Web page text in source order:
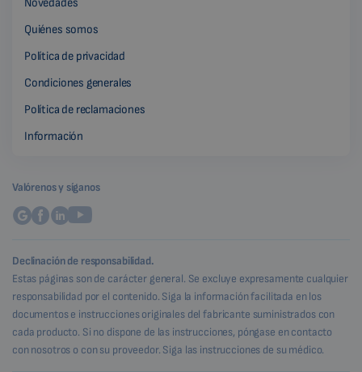
Quiénes somos
Política de privacidad
Condiciones generales
Política de reclamaciones
Información
Valórenos y síganos
Declinación de responsabilidad.
Estas páginas son de carácter general. Se excluye expresamente cualquier
responsabilidad por el contenido. Siga la información facilitada en los
documentos e instrucciones originales del fabricante suministrados con
cada producto. Si no dispone de las instrucciones, póngase en contacto
con nosotros o con su proveedor. Siga las instrucciones de su médico.